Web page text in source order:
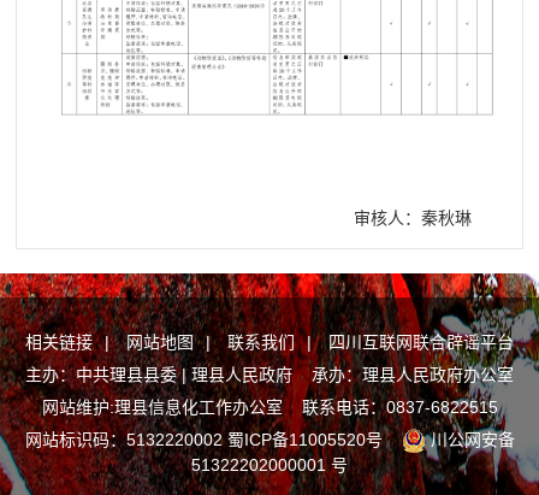
审核人：秦秋琳
相关链接 | 网站地图 | 联系我们 |
四川互联网联合辟谣平台
主办：中共理县县委 | 理县人民政府 承办：理县人民政府办公室
网站维护:理县信息化工作办公室 联系电话：0837-6822515
网站标识码：5132220002蜀ICP备11005520号
川公网安备
51322202000001 号